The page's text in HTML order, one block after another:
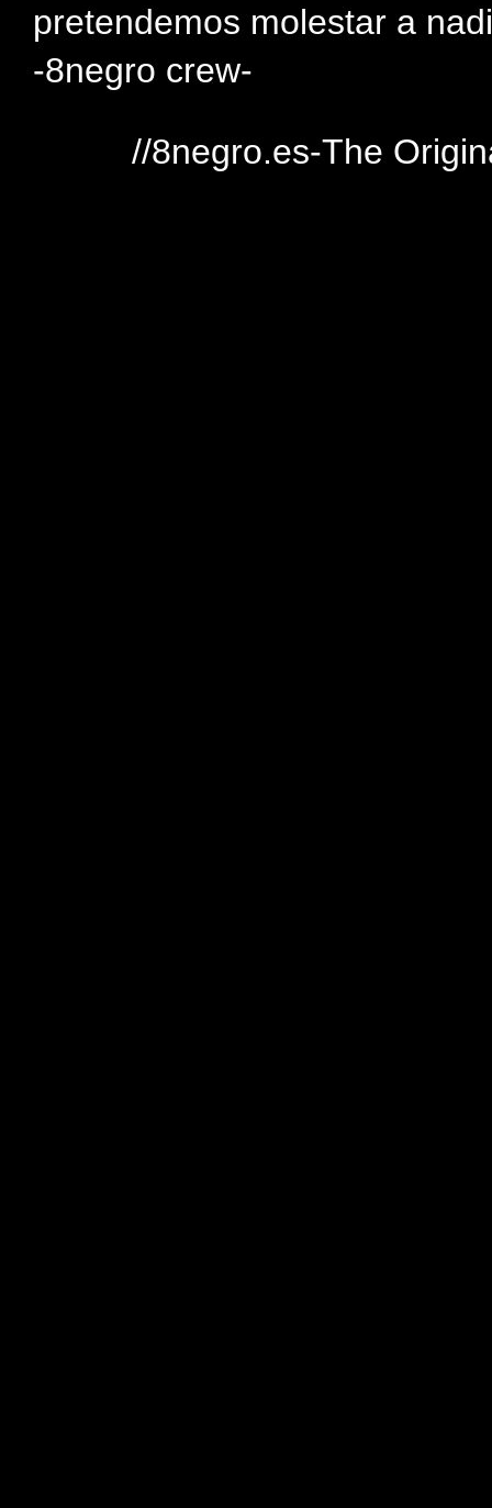
pretendemos molestar a
-8negro crew-
//8negro.es-The